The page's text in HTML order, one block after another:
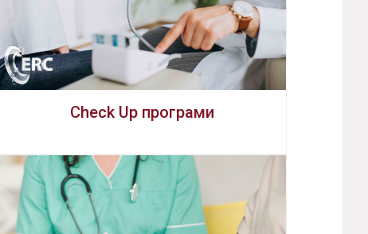
Check Up програми